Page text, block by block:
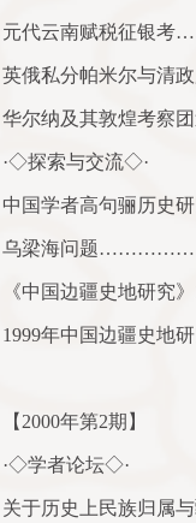
元代云南赋税征
英俄私分帕米尔
华尔纳及其敦煌
·◇探索与交流◇·
中国学者高句骊历
乌梁海问题
《中国边疆史地研究》
1999年中国边疆史
【 2000年第2期】
·◇学者论坛◇·
关于历史上民族归属